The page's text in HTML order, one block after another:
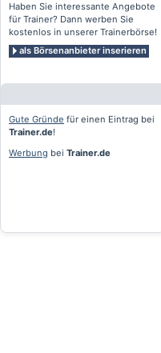
Haben Sie interessante Angebote
für Trainer? Dann werben Sie
kostenlos in unserer Trainerbörse!
als Börsenanbieter inserieren
Gute Gründe für einen Eintrag bei
Trainer.de!
Werbung bei Trainer.de